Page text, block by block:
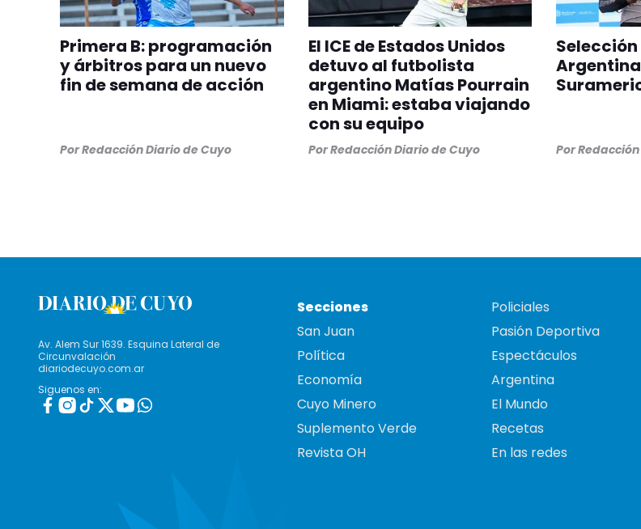
Primera B: programación
y árbitros para un nuevo
fin de semana de acción
PorRedacción Diario de Cuyo
El ICE de Estados Unidos
detuvo al futbolista
argentino Matías Pourrain
en Miami: estaba viajando
con su equipo
PorRedacción Diario de Cuyo Por
Av. Alem Sur 1639. Esquina Lateral de
Circunvalación
diariodecuyo.com.ar
Siguenos en:
Secciones
San Juan
Política
Economía
Cuyo Minero
Suplemento Verde
Revista OH
Policiales
Pasión Deportiva
Espectáculos
Argentina
El Mundo
Recetas
En las redes